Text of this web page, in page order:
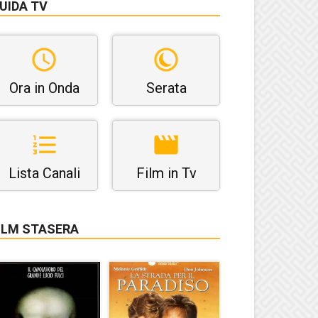
TV
Ora in Onda Serata
Lista Canali Film in Tv
STASERA